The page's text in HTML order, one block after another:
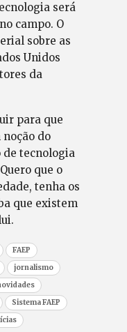
será
campo. O
sobre as
Unidos
da
para que
do
de tecnologia
que o
tenha os
que existem
FAEP
jornalismo
Sistema FAEP